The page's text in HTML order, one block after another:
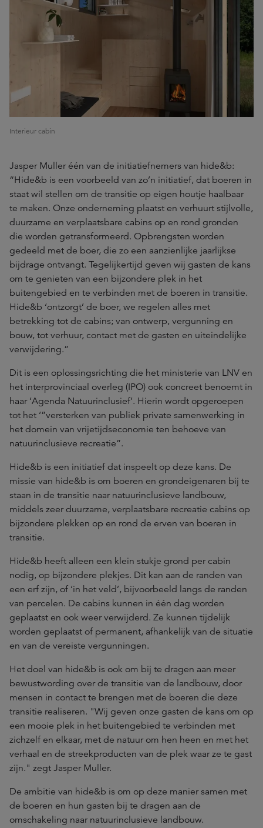
Interieur cabin
Jasper Muller één van de initiatiefnemers van hide&b:
“Hide&b is een voorbeeld van zo’n initiatief, dat boeren in
staat wil stellen om de transitie op eigen houtje haalbaar
te maken. Onze onderneming plaatst en verhuurt stijlvolle,
duurzame en verplaatsbare cabins op en rond gronden
die worden getransformeerd. Opbrengsten worden
gedeeld met de boer, die zo een aanzienlijke jaarlijkse
bijdrage ontvangt. Tegelijkertijd geven wij gasten de kans
om te genieten van een bijzondere plek in het
buitengebied en te verbinden met de boeren in transitie.
Hide&b ‘ontzorgt’ de boer, we regelen alles met
betrekking tot de cabins; van ontwerp, vergunning en
bouw, tot verhuur, contact met de gasten en uiteindelijke
verwijdering.”
Dit is een oplossingsrichting die het ministerie van LNV en
het interprovinciaal overleg (IPO) ook concreet benoemt in
haar ‘Agenda Natuurinclusief’. Hierin wordt opgeroepen
tot het ‘”versterken van publiek private samenwerking in
het domein van vrijetijdseconomie ten behoeve van
natuurinclusieve recreatie”.
Hide&b is een initiatief dat inspeelt op deze kans. De
missie van hide&b is om boeren en grondeigenaren bij te
staan in de transitie naar natuurinclusieve landbouw,
middels zeer duurzame, verplaatsbare recreatie cabins op
bijzondere plekken op en rond de erven van boeren in
transitie.
Hide&b heeft alleen een klein stukje grond per cabin
nodig, op bijzondere plekjes. Dit kan aan de randen van
een erf zijn, of ‘in het veld’, bijvoorbeeld langs de randen
van percelen. De cabins kunnen in één dag worden
geplaatst en ook weer verwijderd. Ze kunnen tijdelijk
worden geplaatst of permanent, afhankelijk van de situatie
en van de vereiste vergunningen.
Het doel van hide&b is ook om bij te dragen aan meer
bewustwording over de transitie van de landbouw, door
mensen in contact te brengen met de boeren die deze
transitie realiseren. "Wij geven onze gasten de kans om op
een mooie plek in het buitengebied te verbinden met
zichzelf en elkaar, met de natuur om hen heen en met het
verhaal en de streekproducten van de plek waar ze te gast
zijn." zegt Jasper Muller.
De ambitie van hide&b is om op deze manier samen met
de boeren en hun gasten bij te dragen aan de
omschakeling naar natuurinclusieve landbouw.